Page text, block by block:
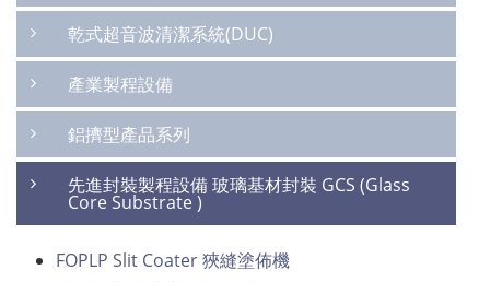
乾式超音波清潔系統(DUC)
產業製程設備
鋁擠型產品系列
先進封裝製程設備 玻璃基材封裝 GCS (Glass
Core Substrate )
FOPLP Slit Coater 狹縫塗佈機